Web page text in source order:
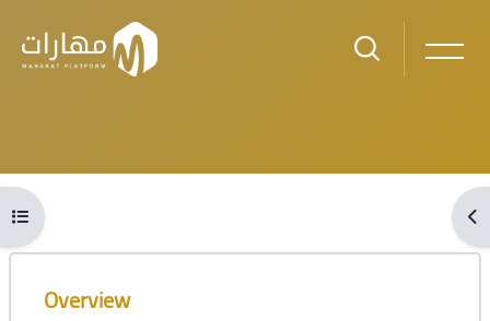
Skip to main content
Blocks
Open course index
Blocks
Skip [Cocoon] Course Overview
Overview